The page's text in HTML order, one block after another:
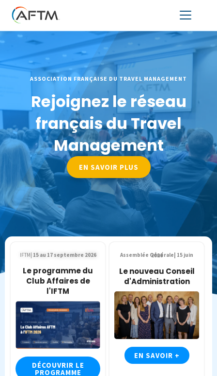
ASSOCIATION FRANÇAISE DU TRAVEL MANAGEMENT
Rejoignez le réseau
français du Travel
Management
EN SAVOIR PLUS
IFTM| 15 au 17 septembre 2026
Le programme du
Club Affaires de
l'IFTM
DÉCOUVRIR LE
PROGRAMME
Assemblée Générale| 15 juin 2026
Le nouveau Conseil
d'Administration
EN SAVOIR +